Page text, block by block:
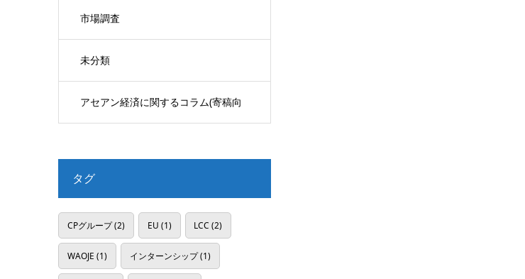
市場調査
未分類
アセアン経済に関するコラム(寄稿向
タグ
CPグループ(2) EU (1) LCC (2)
WAOJE (1) インターンシップ(1)